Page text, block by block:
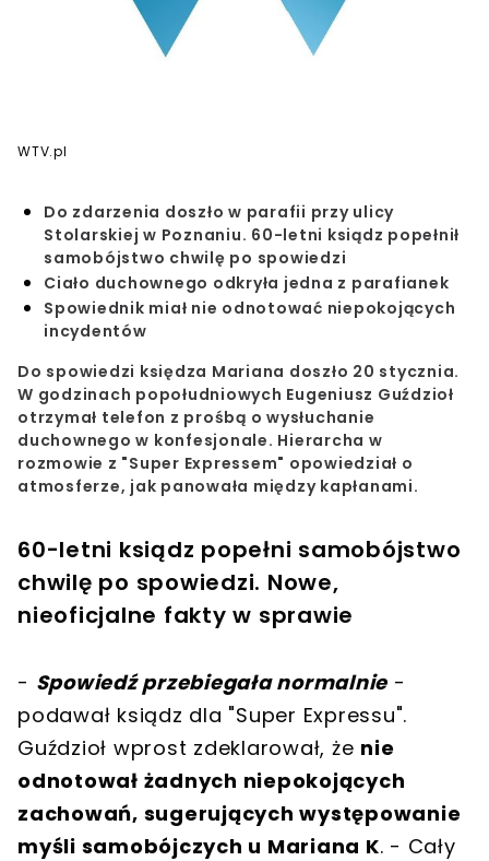
WTV.pl
Do zdarzenia doszło w parafii przy ulicy
Stolarskiej w Poznaniu. 60-letni ksiądz popełnił
samobójstwo chwilę po spowiedzi
Ciało duchownego odkryła jedna z parafianek
Spowiednik miał nie odnotować niepokojących
incydentów
Do spowiedzi księdza Mariana doszło 20 stycznia.
W godzinach popołudniowych Eugeniusz Guździoł
otrzymał telefon z prośbą o wysłuchanie
duchownego w konfesjonale. Hierarcha w
rozmowie z "Super Expressem" opowiedział o
atmosferze, jak panowała między kapłanami.
60-letni ksiądz popełni samobójstwo
chwilę po spowiedzi. Nowe,
nieoficjalne fakty w sprawie
- Spowiedź przebiegała normalnie -
podawał ksiądz dla "Super Expressu".
Guździoł wprost zdeklarował, że nie
odnotował żadnych niepokojących
zachowań, sugerujących występowanie
myśli samobójczych u Mariana K. - Cały